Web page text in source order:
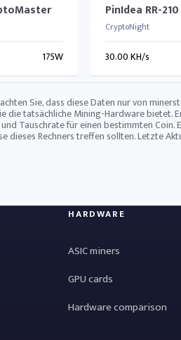
175W
PinIdea RR-210
CryptoNight
30.00 KH/s
Sie, dass diese Daten nur von
die tatsächliche Mining-Hardware bietet.
Tauschrate für einen bestimmten
dieses Rechners treffen sollten. Letzte
HARDWARE
ASIC miners
GPU cards
Hardware comparison